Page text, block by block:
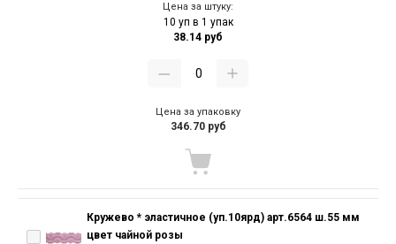
Цена за штуку:
10 уп в 1 упак
38.14 руб
Цена за упаковку
346.70 руб
Кружево * эластичное (уп.10ярд) арт.6564 ш.55 мм
цвет чайной розы